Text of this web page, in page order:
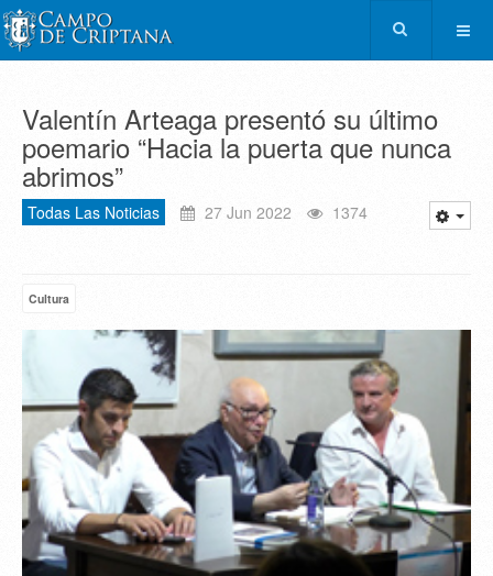
Valentín Arteaga presentó su último
poemario “Hacia la puerta que nunca
abrimos”
Todas Las Noticias 27 Jun 2022 1374
Cultura